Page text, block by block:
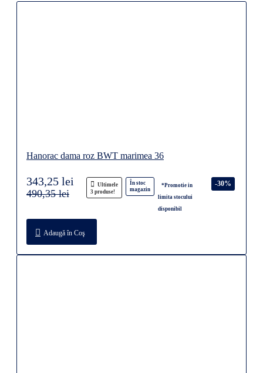
Hanorac dama roz BWT marimea 36
Ultimele
3 produse!
În stoc
magazin
*Promotie in
limita stocului
disponibil
-30%
343,25 lei
490,35 lei
Adaugă în Coş